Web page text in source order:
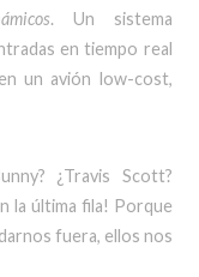
. Un sistema
en tiempo real
un avión low-cost,
¿Travis Scott?
la última fila! Porque
fuera, ellos nos